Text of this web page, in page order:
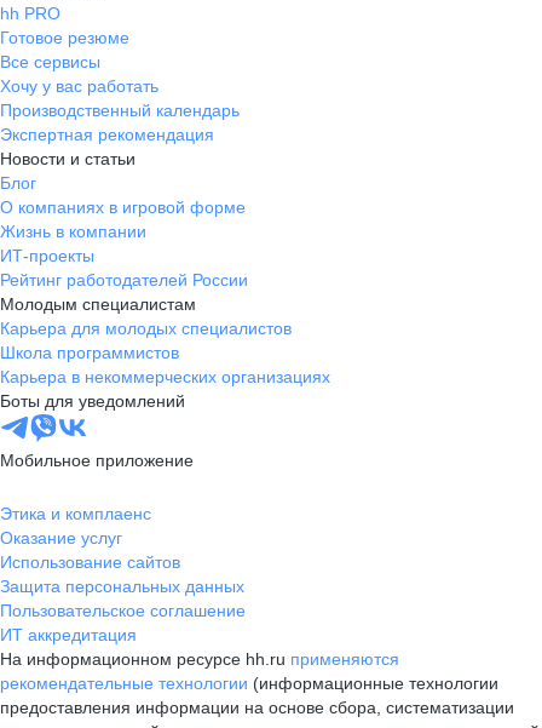
hh PRO
Готовое резюме
Все сервисы
Хочу у вас работать
Производственный календарь
Экспертная рекомендация
Новости и статьи
Блог
О компаниях в игровой форме
Жизнь в компании
ИТ-проекты
Рейтинг работодателей России
Молодым специалистам
Карьера для молодых специалистов
Школа программистов
Карьера в некоммерческих организациях
Боты для уведомлений
Мобильное приложение
Этика и комплаенс
Оказание услуг
Использование сайтов
Защита персональных данных
Пользовательское соглашение
ИТ аккредитация
На информационном ресурсе hh.ru применяются
рекомендательные технологии (информационные технологии
предоставления информации на основе сбора, систематизации